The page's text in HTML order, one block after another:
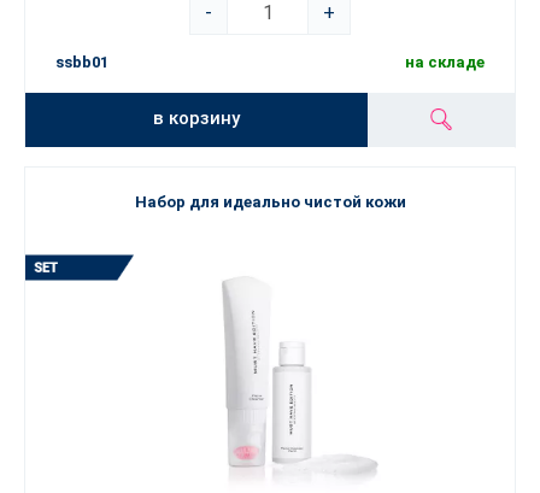
-
+
ssbb01 на складе
в корзину
Набор для идеально чистой кожи